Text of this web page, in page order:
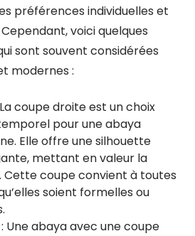
préférences individuelles et
voici quelques
sont souvent considérées
modernes :
coupe droite est un choix
pour une abaya
Elle offre une silhouette
mettant en valeur la
Cette coupe convient à toutes
soient formelles ou
Une abaya avec une coupe